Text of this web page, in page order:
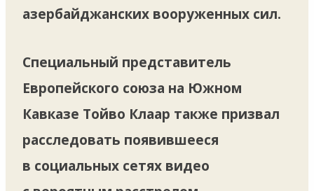
азербайджанских вооруженных сил.
Специальный представитель
Европейского союза на Южном
Кавказе Тойво Клаар также призвал
расследовать появившееся
в социальных сетях видео